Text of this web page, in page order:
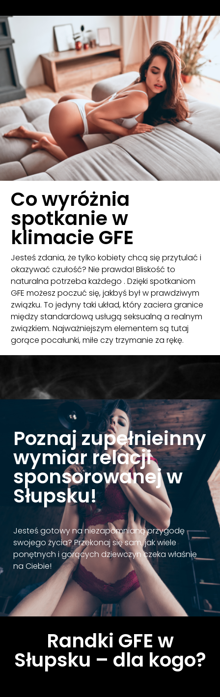
Co wyróżnia
spotkanie w
klimacie GFE
Jesteś zdania, że tylko kobiety chcą się przytulać i
okazywać czułość? Nie prawda! Bliskość to
naturalna potrzeba każdego . Dzięki spotkaniom
GFE możesz poczuć się, jakbyś był w prawdziwym
związku. To jedyny taki układ, który zaciera granice
między standardową usługą seksualną a realnym
związkiem. Najważniejszym elementem są tutaj
gorące pocałunki, miłe czy trzymanie za rękę.
Poznaj zupełnieinny
wymiar relacji
sponsorowanej w
Słupsku!
Jesteś gotowy na niezapomnianą przygodę
swojego życia? Przekonaj się sam, jak wiele
ponętnych i gorących dziewczyn czeka właśnie
na Ciebie!
Randki GFE w
Słupsku – dla kogo?